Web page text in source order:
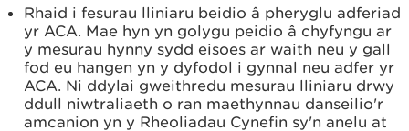
Rhaid i fesurau lliniaru beidio â pheryglu adferiad
yr ACA. Mae hyn yn golygu peidio â chyfyngu ar
y mesurau hynny sydd eisoes ar waith neu y gall
fod eu hangen yn y dyfodol i gynnal neu adfer yr
ACA. Ni ddylai gweithredu mesurau lliniaru drwy
ddull niwtraliaeth o ran maethynnau danseilio'r
amcanion yn y Rheoliadau Cynefin sy'n anelu at